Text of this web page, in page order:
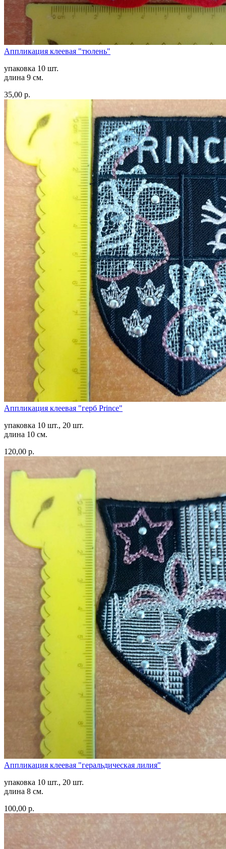
Аппликация клеевая "тюлень"
упаковка 10 шт.
длина 9 см.
35,00 р.
Аппликация клеевая "герб Prince"
упаковка 10 шт., 20 шт.
длина 10 см.
120,00 р.
Аппликация клеевая "геральдическая лилия"
упаковка 10 шт., 20 шт.
длина 8 см.
100,00 р.